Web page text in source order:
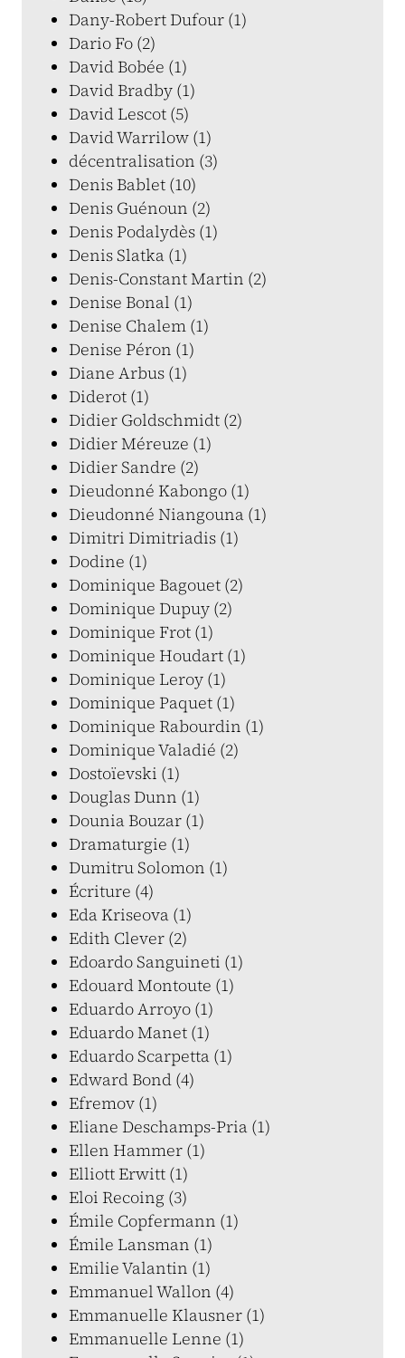
Dany-Robert Dufour (1)
Dario Fo (2)
David Bobée (1)
David Bradby (1)
David Lescot (5)
David Warrilow (1)
décentralisation (3)
Denis Bablet (10)
Denis Guénoun (2)
Denis Podalydès (1)
Denis Slatka (1)
Denis-Constant Martin (2)
Denise Bonal (1)
Denise Chalem (1)
Denise Péron (1)
Diane Arbus (1)
Diderot (1)
Didier Goldschmidt (2)
Didier Méreuze (1)
Didier Sandre (2)
Dieudonné Kabongo (1)
Dieudonné Niangouna (1)
Dimitri Dimitriadis (1)
Dodine (1)
Dominique Bagouet (2)
Dominique Dupuy (2)
Dominique Frot (1)
Dominique Houdart (1)
Dominique Leroy (1)
Dominique Paquet (1)
Dominique Rabourdin (1)
Dominique Valadié (2)
Dostoïevski (1)
Douglas Dunn (1)
Dounia Bouzar (1)
Dramaturgie (1)
Dumitru Solomon (1)
Écriture (4)
Eda Kriseova (1)
Edith Clever (2)
Edoardo Sanguineti (1)
Edouard Montoute (1)
Eduardo Arroyo (1)
Eduardo Manet (1)
Eduardo Scarpetta (1)
Edward Bond (4)
Efremov (1)
Eliane Deschamps-Pria (1)
Ellen Hammer (1)
Elliott Erwitt (1)
Eloi Recoing (3)
Émile Copfermann (1)
Émile Lansman (1)
Emilie Valantin (1)
Emmanuel Wallon (4)
Emmanuelle Klausner (1)
Emmanuelle Lenne (1)